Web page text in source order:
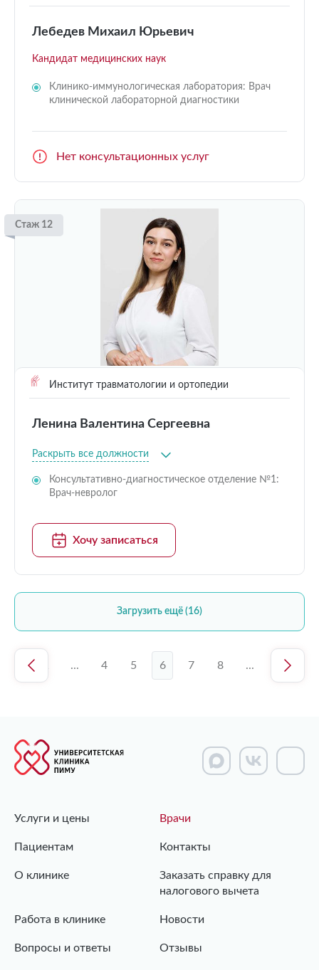
Лебедев Михаил Юрьевич
Кандидат медицинских наук
Клинико-иммунологическая лаборатория: Врач
клинической лабораторной диагностики
Нет консультационных услуг
Стаж 12
Институт травматологии и ортопедии
Ленина Валентина Сергеевна
Раскрыть все должности
Консультативно-диагностическое отделение №1:
Врач-невролог
Хочу записаться
Загрузить ещё (16)
... 4 5 6 7 8 ...
Услуги и цены Врачи
Пациентам Контакты
О клинике
Заказать справку для
налогового вычета
Работа в клинике Новости
Вопросы и ответы Отзывы